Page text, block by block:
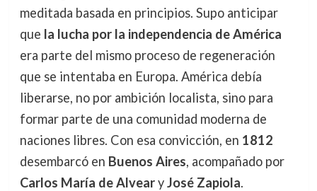
meditada basada en principios. Supo anticipar
que la lucha por la independencia de América
era parte del mismo proceso de regeneración
que se intentaba en Europa. América debía
liberarse, no por ambición localista, sino para
formar parte de una comunidad moderna de
naciones libres. Con esa convicción, en 1812
desembarcó en Buenos Aires, acompañado por
Carlos María de AlvearyJosé Zapiola.